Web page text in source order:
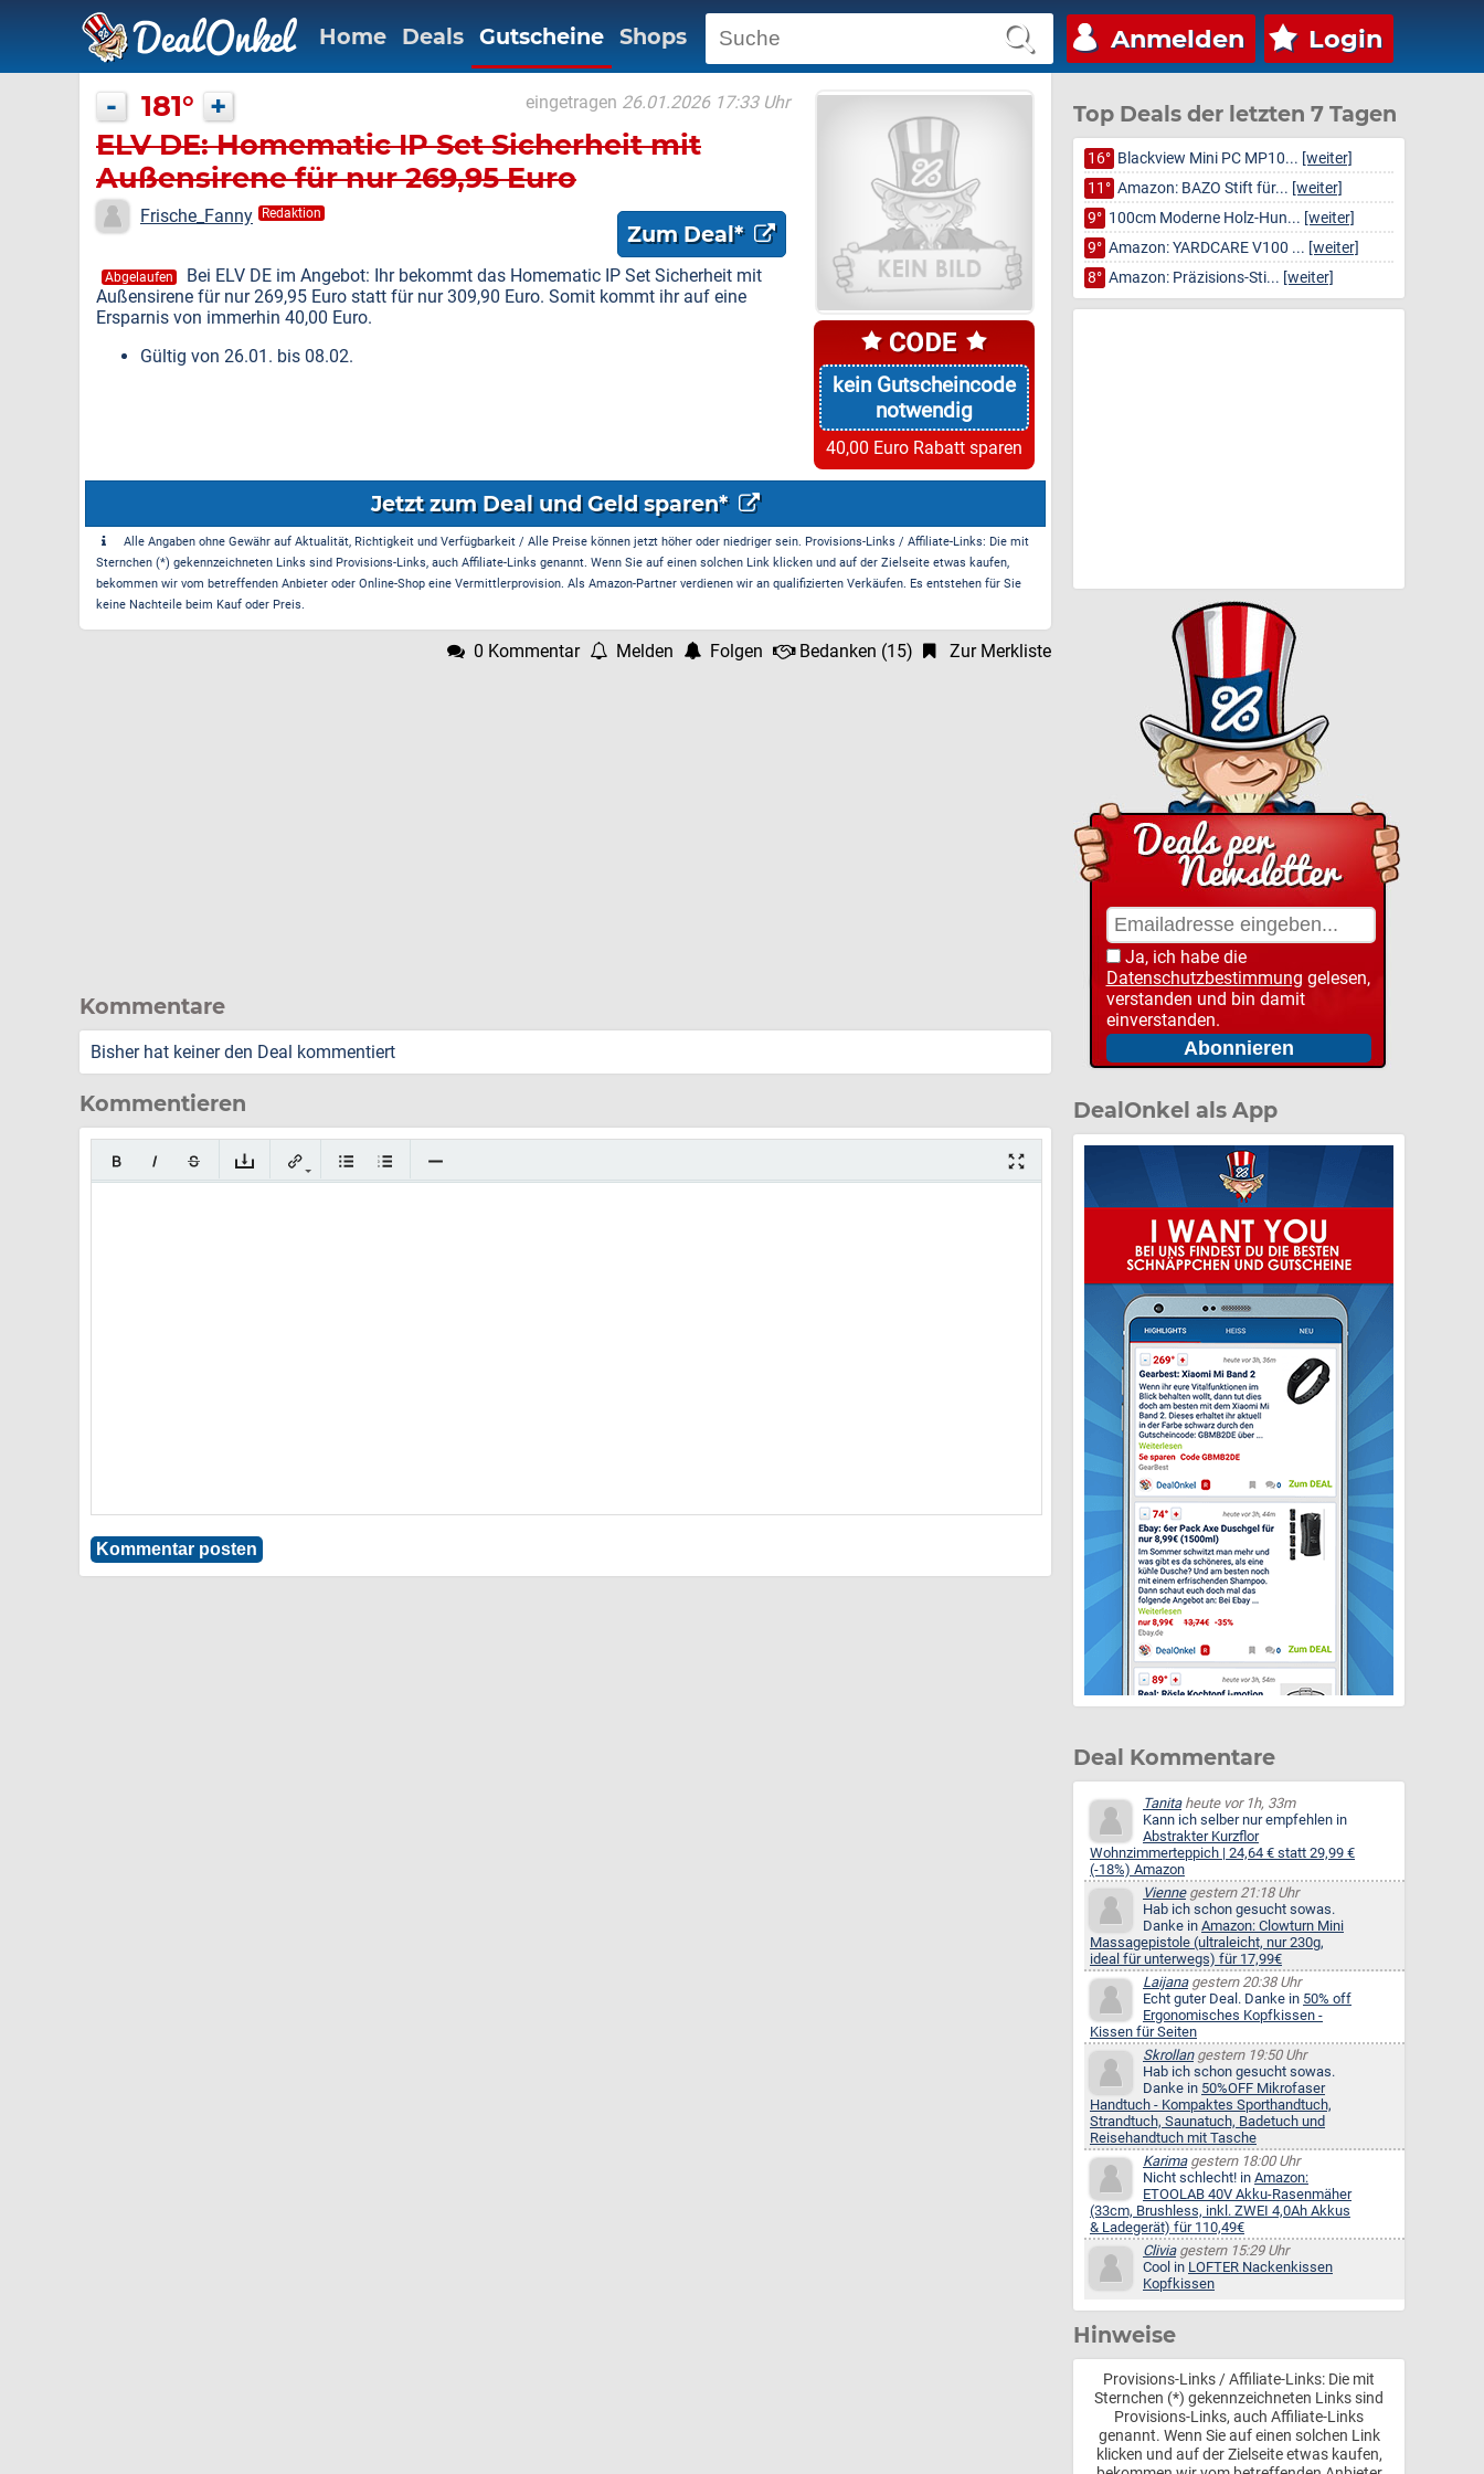
Anmelden Login
Home Deals Gutscheine Shops
kein Gutscheincode
notwendig
40,00 Euro Rabatt sparen
- 181° + eingetragen 26.01.2026 17:33 Uhr
ELV DE: Homematic IP Set Sicherheit mit
Außensirene für nur 269,95 Euro
Frische_Fanny Redaktion
Zum Deal*
Abgelaufen
Bei ELV DE im Angebot: Ihr bekommt das Homematic IP Set Sicherheit mit
Außensirene für nur 269,95 Euro statt für nur 309,90 Euro. Somit kommt ihr auf eine
Ersparnis von immerhin 40,00 Euro.
Gültig von 26.01. bis 08.02.
Jetzt zum Deal und Geld sparen*
Alle Angaben ohne Gewähr auf Aktualität, Richtigkeit und Verfügbarkeit / Alle Preise können jetzt höher oder niedriger sein. Provisions-Links / Affiliate-Links: Die mit
Sternchen (*) gekennzeichneten Links sind Provisions-Links, auch Affiliate-Links genannt. Wenn Sie auf einen solchen Link klicken und auf der Zielseite etwas kaufen,
bekommen wir vom betreffenden Anbieter oder Online-Shop eine Vermittlerprovision. Als Amazon-Partner verdienen wir an qualifizierten Verkäufen. Es entstehen für Sie
keine Nachteile beim Kauf oder Preis.
0 Kommentar Melden Folgen Bedanken (15) Zur Merkliste
Kommentare
Bisher hat keiner den Deal kommentiert
Kommentieren
Top Deals der letzten 7 Tagen
16° Blackview Mini PC MP10... [weiter]
11° Amazon: BAZO Stift für... [weiter]
9° 100cm Moderne Holz-Hun... [weiter]
9° Amazon: YARDCARE V100 ... [weiter]
8° Amazon: Präzisions-Sti... [weiter]
Ja, ich habe die
Datenschutzbestimmung gelesen,
verstanden und bin damit
einverstanden.
DealOnkel als App
Deal Kommentare
Tanitaheute vor 1h, 33m
Kann ich selber nur empfehlen in
Abstrakter Kurzflor
Wohnzimmerteppich | 24,64 € statt 29,99 €
(-18%) Amazon
Viennegestern 21:18 Uhr
Hab ich schon gesucht sowas.
Danke in Amazon: Clowturn Mini
Massagepistole (ultraleicht, nur 230g,
ideal für unterwegs) für 17,99€
Laijanagestern 20:38 Uhr
Echt guter Deal. Danke in 50% off
Ergonomisches Kopfkissen -
Kissen für Seiten
Skrollangestern 19:50 Uhr
Hab ich schon gesucht sowas.
Danke in 50%OFF Mikrofaser
Handtuch - Kompaktes Sporthandtuch,
Strandtuch, Saunatuch, Badetuch und
Reisehandtuch mit Tasche
Karimagestern 18:00 Uhr
Nicht schlecht! in Amazon:
ETOOLAB 40V Akku-Rasenmäher
(33cm, Brushless, inkl. ZWEI 4,0Ah Akkus
& Ladegerät) für 110,49€
Cliviagestern 15:29 Uhr
Cool in LOFTER Nackenkissen
Kopfkissen
Hinweise
Provisions-Links / Affiliate-Links: Die mit
Sternchen (*) gekennzeichneten Links sind
Provisions-Links, auch Affiliate-Links
genannt. Wenn Sie auf einen solchen Link
klicken und auf der Zielseite etwas kaufen,